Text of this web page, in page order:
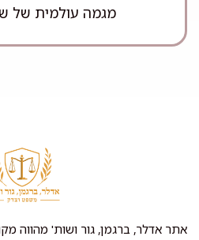
מגמה עולמית של
אתר אדלר, ברגמן, גור ושות' מהווה